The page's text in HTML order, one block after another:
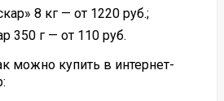
8 кг — от 1220 руб.;
350 г — от 110 руб.
можно купить в интернет-